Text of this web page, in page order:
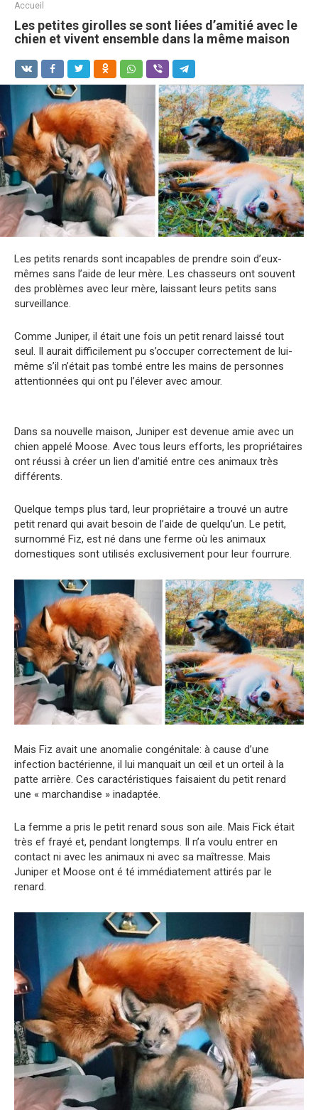
Accueil
Les petites girolles se sont liées d’amitié avec le
chien et vivent ensemble dans la même maison
Les petits renards sont incapables de prendre soin d’eux-
mêmes sans l’aide de leur mère. Les chasseurs ont souvent
des problèmes avec leur mère, laissant leurs petits sans
surveillance.
Comme Juniper, il était une fois un petit renard laissé tout
seul. Il aurait difficilement pu s’occuper correctement de lui-
même s’il n’était pas tombé entre les mains de personnes
attentionnées qui ont pu l’élever avec amour.
Dans sa nouvelle maison, Juniper est devenue amie avec un
chien appelé Moose. Avec tous leurs efforts, les propriétaires
ont réussi à créer un lien d’amitié entre ces animaux très
différents.
Quelque temps plus tard, leur propriétaire a trouvé un autre
petit renard qui avait besoin de l’aide de quelqu’un. Le petit,
surnommé Fiz, est né dans une ferme où les animaux
domestiques sont utilisés exclusivement pour leur fourrure.
Mais Fiz avait une anomalie congénitale: à cause d’une
infection bactérienne, il lui manquait un œil et un orteil à la
patte arrière. Ces caractéristiques faisaient du petit renard
une « marchandise » inadaptée.
La femme a pris le petit renard sous son aile. Mais Fick était
très ef frayé et, pendant longtemps. Il n’a voulu entrer en
contact ni avec les animaux ni avec sa maîtresse. Mais
Juniper et Moose ont é té immédiatement attirés par le
renard.